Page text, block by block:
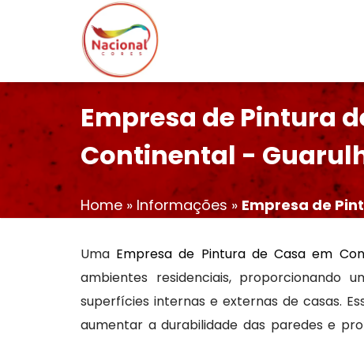
Empresa de Pintura
Continental -
Home » Informações » Empresa de
Uma Empresa de Pintura de Casa em
ambientes residenciais, proporcionando
superfícies internas e externas de casas.
aumentar a durabilidade das paredes e